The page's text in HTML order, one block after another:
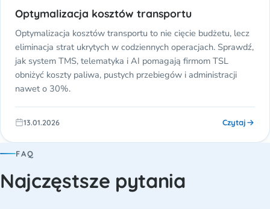
Optymalizacja kosztów transportu
Optymalizacja kosztów transportu to nie cięcie budżetu, lecz
eliminacja strat ukrytych w codziennych operacjach. Sprawdź,
jak system TMS, telematyka i AI pomagają firmom TSL
obniżyć koszty paliwa, pustych przebiegów i administracji
nawet o 30%.
13.01.2026 Czytaj
FAQ
Najczęstsze pytania